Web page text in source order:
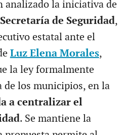
analizado la iniciativa de
de Seguridad,
estatal ante el
Luz Elena Morales,
la ley formalmente
de los municipios, en la
a centralizar el
. Se mantiene la